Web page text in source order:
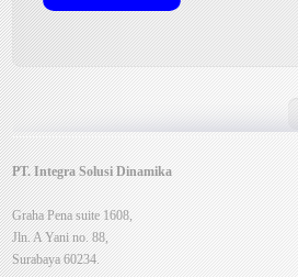
PT. Integra Solusi Dinamika
Graha Pena suite 1608,
Jln. A Yani no. 88,
Surabaya 60234.